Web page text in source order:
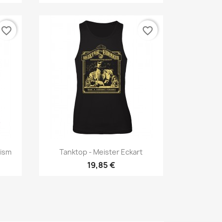
favorite_border
Vorschau
Tanktop - Meister Eckart
19,85 €
favorite_border